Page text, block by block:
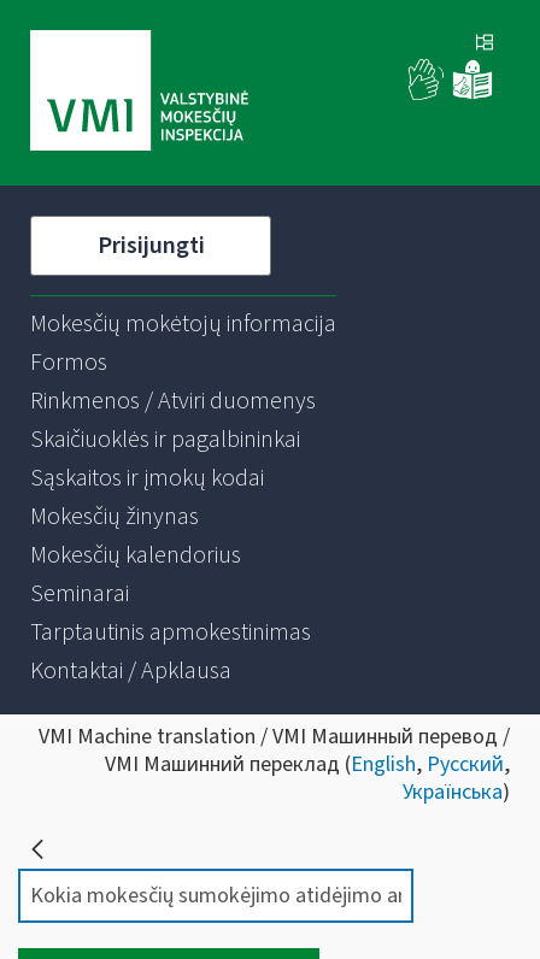
Prisijungti
Mokesčių mokėtojų informacija
Formos
Rinkmenos / Atviri duomenys
Skaičiuoklės ir pagalbininkai
Sąskaitos ir įmokų kodai
Mokesčių žinynas
Mokesčių kalendorius
Seminarai
Tarptautinis apmokestinimas
Kontaktai / Apklausa
VMI Machine translation / VMI Машинный перевод /
VMI Машинний переклад (English, Русский,
Українська)